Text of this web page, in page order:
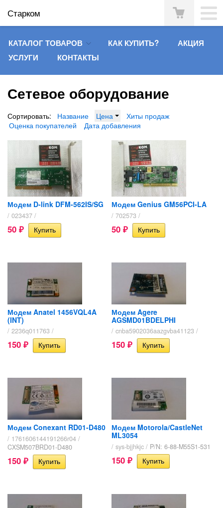
Старком
КАТАЛОГ ТОВАРОВ КАК КУПИТЬ?
АКЦИЯ
УСЛУГИ
КОНТАКТЫ
Сетевое оборудование
Сортировать: Название Цена
Хиты продаж
Оценка покупателей
Дата добавления
Модем D-link DFM-562IS/SG
/ 023437 /
50 ₽
Модем Genius GM56PCI-LA
/ 702573 /
50 ₽
Модем Anatel 1456VQL4A
(INT)
/ 2236q011763 /
150 ₽
Модем Agere
AGSMD01BDELPHI
/ cnba5902036aazgvba41123 /
150 ₽
Модем Conexant RD01-D480
/ 1761606144191266r04 /
CXSM507BRD01-D480
150 ₽
Модем Motorola/CastleNet
ML3054
/ sys-bjjhkjc / P/N: 6-88-M55S1-531
150 ₽